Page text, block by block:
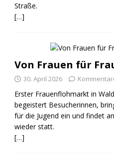
Straße.
[…]
Von Frauen für
30. April 2026
Erster Frauenflohmarkt in
begeistert Besucherinnen,
für die Jugend ein und findet
wieder statt.
[…]